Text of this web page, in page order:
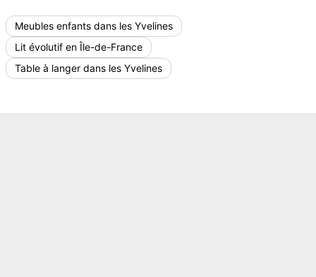
Meubles enfants dans les Yvelines
Lit évolutif en Île-de-France
Table à langer dans les Yvelines